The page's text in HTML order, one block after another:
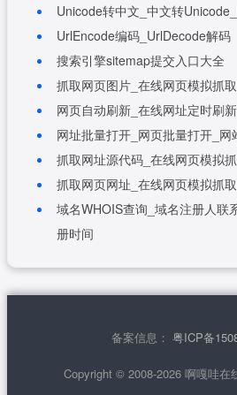
Unicode转中文_中文转
UrlEncode编码_UrlDecode解码
搜索引擎sitemap提交入口大全
抓取网页图片_在线网页模拟抓
网页自动刷新_在线网址定时刷
网址批量打开_网页批量打开_
抓取网址源代码_在线网页模拟
抓取网页网址_在线网页模拟抓
域名WHOIS查询_域名注册人联
册时间
备案信息： 粤ICP备
Copyright © 2008-2026 啊嘎哇在